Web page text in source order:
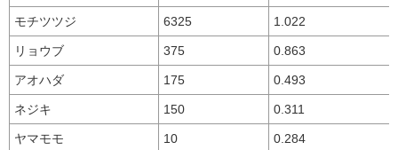
モチツツジ 6325 1.022
リョウブ 375 0.863
アオハダ 175 0.493
ネジキ 150 0.311
ヤマモモ 10 0.284